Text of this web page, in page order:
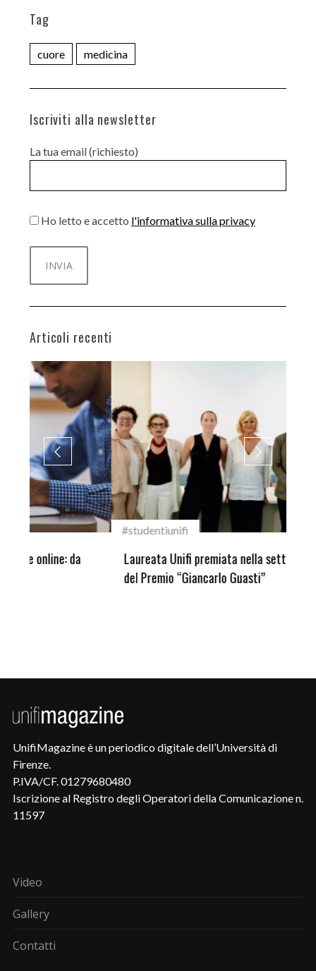
Tag
cuore medicina
Iscriviti alla newsletter
La tua email (richiesto)
Ho letto e accetto l'informativa sulla privacy
Articoli recenti
#studentiunifi
Laureata Unifi premiata nella settima edizione
del Premio “Giancarlo Guasti”
UnifiMagazine è un periodico digitale dell’Università di
Firenze.
P.IVA/CF. 01279680480
Iscrizione al Registro degli Operatori della Comunicazione n.
11597
Video
Gallery
Contatti